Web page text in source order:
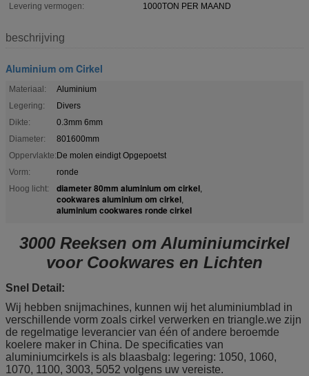
Levering vermogen:
1000TON PER MAAND
beschrijving
Aluminium om Cirkel
Materiaal:
Aluminium
Legering:
Divers
Dikte:
0.3mm 6mm
Diameter:
801600mm
Oppervlakte:De molen eindigt Opgepoetst
Vorm:
ronde
Hoog licht:
diameter 80mm aluminium om cirkel,
cookwares aluminium om cirkel,
aluminium cookwares ronde cirkel
3000 Reeksen om Aluminiumcirkel
voor Cookwares en Lichten
Snel Detail:
Wij hebben snijmachines, kunnen wij het aluminiumblad in
verschillende vorm zoals cirkel verwerken en triangle.we zijn
de regelmatige leverancier van één of andere beroemde
koelere maker in China. De specificaties van
aluminiumcirkels is als blaasbalg: legering: 1050, 1060,
1070, 1100, 3003, 5052 volgens uw vereiste.